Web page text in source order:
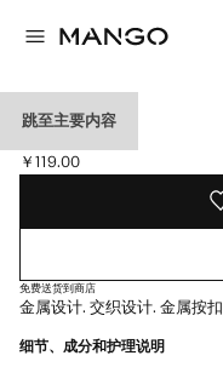
跳至主要内容
交织打结耳饰
当前价格 [￥119.00 ]
￥119.00
选择颜色
免费送货到商店
金属设计. 交织设计. 金属按扣
细节、成分和护理说明